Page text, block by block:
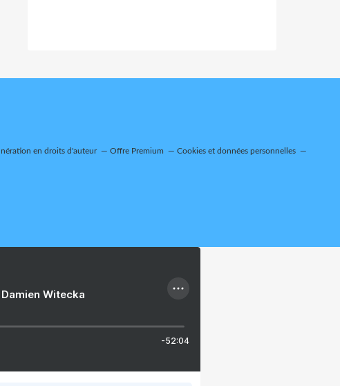
en droits d'auteur Offre Premium Cookies et données personnelles
Witecka
-52:04